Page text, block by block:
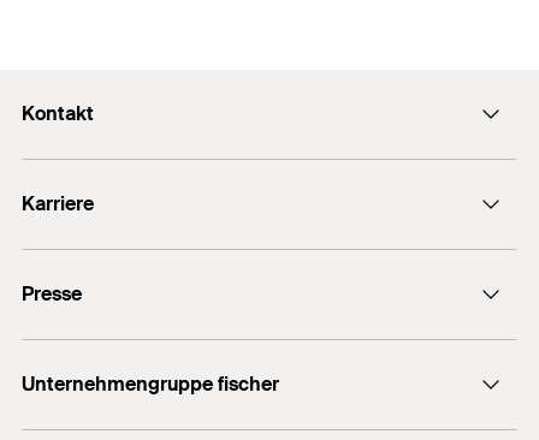
Kontakt
+49 7443 12-0
Karriere
Gute Gründe
Ausbildung
Professionals
Presse
Mediathek
Podcasts
Unternehmengruppe fischer